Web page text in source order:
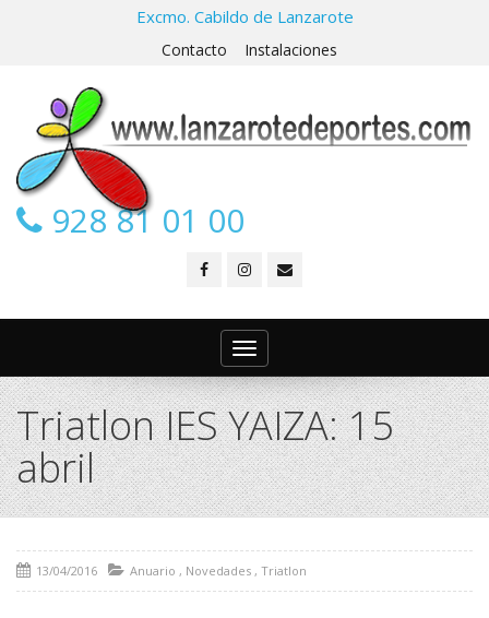
Excmo. Cabildo de Lanzarote
Contacto Instalaciones
928 81 01 00
Toggle
navigation
Triatlon IES YAIZA: 15
abril
13/04/2016 Anuario , Novedades , Triatlon